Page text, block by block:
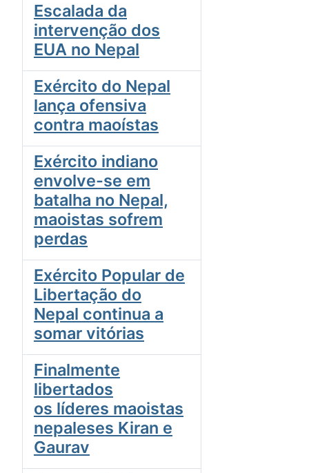
Escalada da
intervenção dos
EUA no Nepal
Exército do Nepal
lança ofensiva
contra maoístas
Exército indiano
envolve-se em
batalha no Nepal,
maoistas sofrem
perdas
Exército Popular de
Libertação do
Nepal continua a
somar vitórias
Finalmente
libertados
os líderes maoistas
nepaleses Kiran e
Gaurav